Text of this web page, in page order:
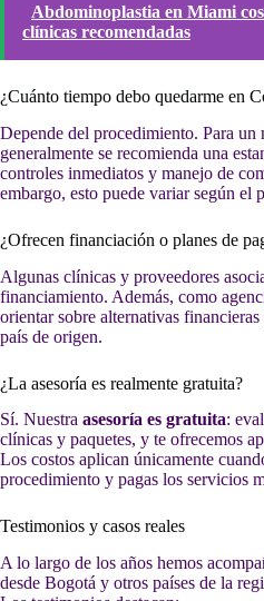
Abdominoplastia en Miami
clínicas recomendadas
¿Cuánto tiempo debo quedarme en
Depende del procedimiento. Para
generalmente se recomienda una
controles inmediatos y manejo de
embargo, esto puede variar según el
¿Ofrecen financiación o planes de
Algunas clínicas y proveedores
financiamiento. Además, como
orientar sobre alternativas
país de origen.
¿La asesoría es realmente gratuita?
Sí. Nuestra asesoría es gratuita:
clínicas y paquetes, y te ofrecemos
Los costos aplican únicamente
procedimiento y pagas los servicios
Testimonios y casos reales
A lo largo de los años hemos
desde Bogotá y otros países de la